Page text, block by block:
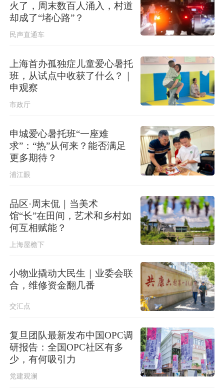
台风“白海豚”影响我国已成定局 即将
进入48小时台风警戒线
外交部：日本“再军事化”已成地区和平
稳现实威胁，必须高度警惕
火了，周末数百人涌入，村道
却成了“堵心路”？
民声直通车
上海首办孤独症儿童爱心暑托
班，从试点中收获了什么？｜
申观察
市政厅
申城爱心暑托班“一座难
求”：“热”从何来？能否满足
更多期待？
浦江眼
品区·周末侃｜当美术
馆“长”在田间，艺术和乡村如
何互相赋能？
上海屋檐下
小物业撬动大民生｜业委会联
合，维修资金翻几番
交汇点
复旦团队最新发布中国OPC调
研报告：全国OPC社区有多
少，有何吸引力
党建观澜